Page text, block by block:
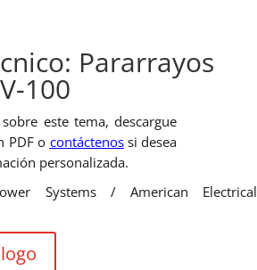
Pararrayos
100
este tema, descargue
PDF o contáctenos si desea
personalizada.
Systems / American Electrical